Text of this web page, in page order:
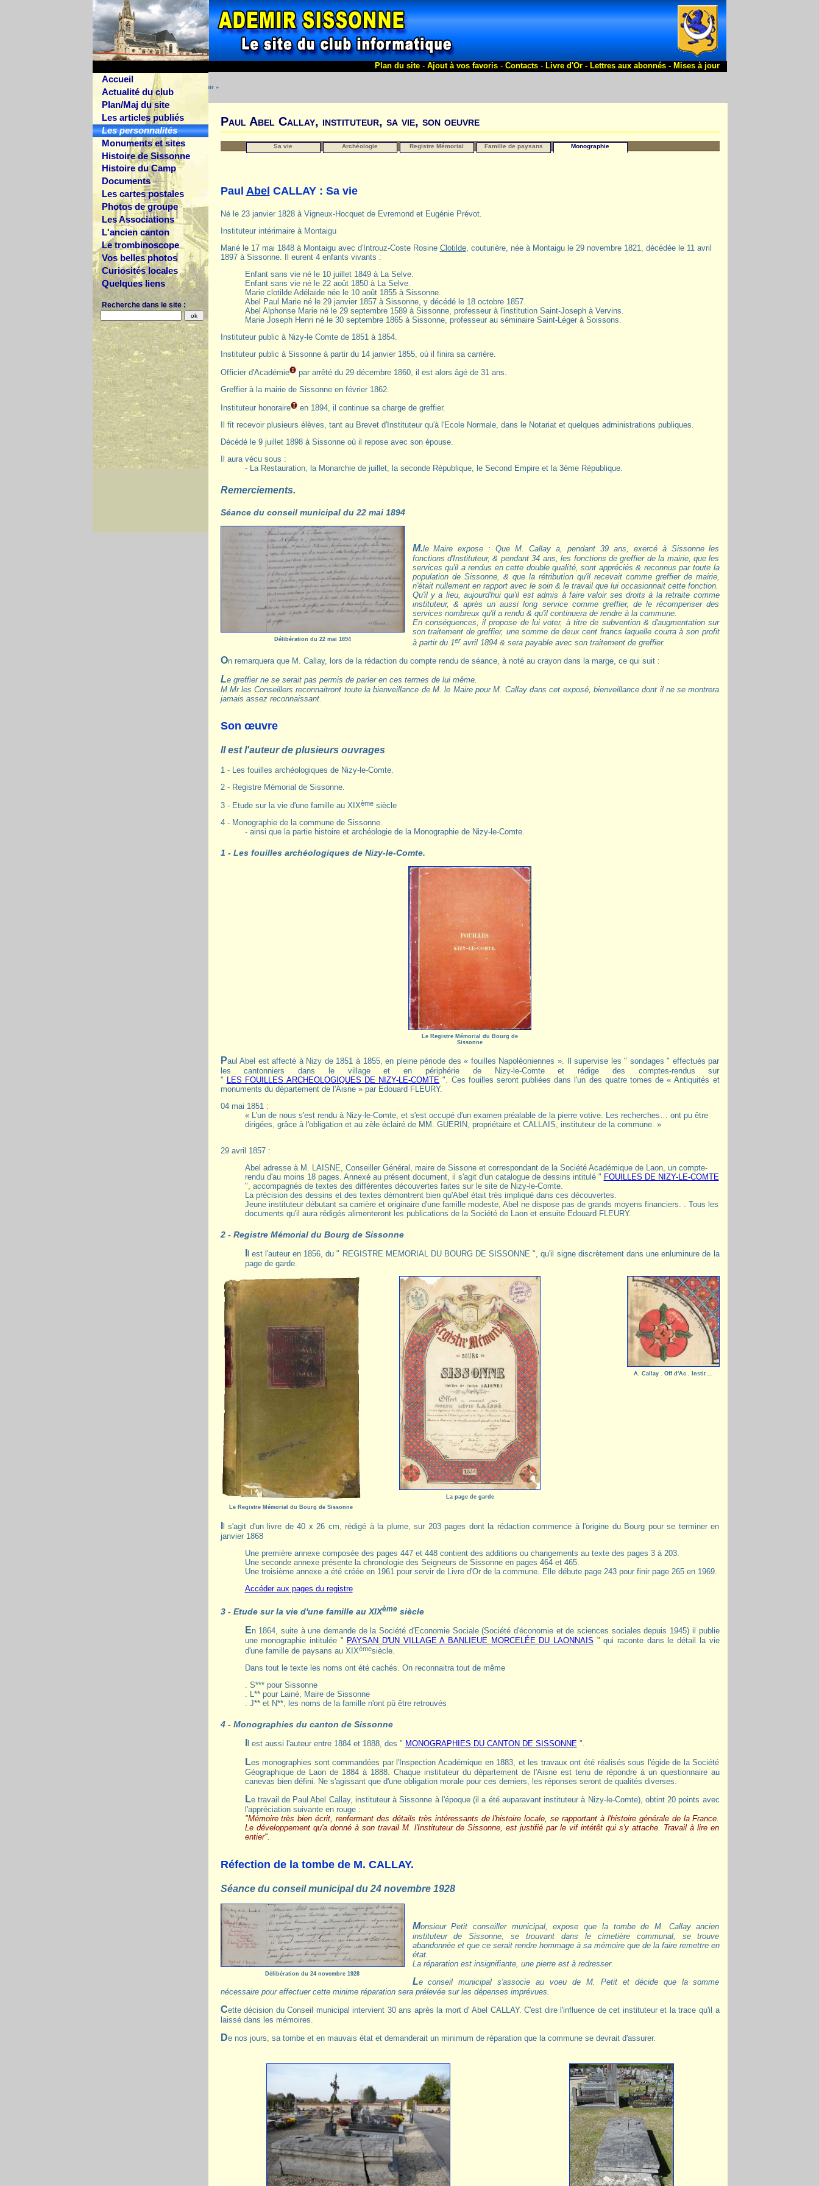
Accueil
Actualité du club
Plan/Maj du site
Les articles publiés
Les personnalités
Monuments et sites
Histoire de Sissonne
Histoire du Camp
Documents
Les cartes postales
Photos de groupe
Les Associations
L'ancien canton
Le trombinoscope
Vos belles photos
Curiosités locales
Quelques liens
Recherche dans le site :
Plan du site- Ajout à vos favoris- Contacts- Livre d'Or - Lettres aux abonnés - Mises à jour
Les personnalités remarquées par « Adémir »
Paul Abel Callay, instituteur, sa vie, son oeuvre
Sa vie Archéologie Registre Mémorial Famille de paysans Monographie
Paul Abel CALLAY : Sa vie
Né le 23 janvier 1828 à Vigneux-Hocquet de Evremond et Eugénie Prévot.
Instituteur intérimaire à Montaigu
Marié le 17 mai 1848 à Montaigu avec d'Introuz-Coste Rosine Clotilde, couturière, née à Montaigu le 29 novembre 1821, décédée le 11 avril
1897 à Sissonne. Il eurent 4 enfants vivants :
Enfant sans vie né le 10 juillet 1849 à La Selve.
Enfant sans vie né le 22 août 1850 à La Selve.
Marie clotilde Adélaïde née le 10 août 1855 à Sissonne.
Abel Paul Marie né le 29 janvier 1857 à Sissonne, y décédé le 18 octobre 1857.
Abel Alphonse Marie né le 29 septembre 1589 à Sissonne, professeur à l'institution Saint-Joseph à Vervins.
Marie Joseph Henri né le 30 septembre 1865 à Sissonne, professeur au séminaire Saint-Léger à Soissons.
Instituteur public à Nizy-le Comte de 1851 à 1854.
Instituteur public à Sissonne à partir du 14 janvier 1855, où il finira sa carrière.
Officier d'Académie
par arrêté du 29 décembre 1860, il est alors âgé de 31 ans.
Greffier à la mairie de Sissonne en février 1862.
Instituteur honoraire
en 1894, il continue sa charge de greffier.
Il fit recevoir plusieurs élèves, tant au Brevet d'Instituteur qu'à l'Ecole Normale, dans le Notariat et quelques administrations publiques.
Décédé le 9 juillet 1898 à Sissonne où il repose avec son épouse.
Il aura vécu sous :
- La Restauration, la Monarchie de juillet, la seconde République, le Second Empire et la 3ème République.
Remerciements.
Séance du conseil municipal du 22 mai 1894
Délibération du 22 mai 1894
M.le Maire expose : Que M. Callay a, pendant 39 ans, exercé à Sissonne les
fonctions d'Instituteur, & pendant 34 ans, les fonctions de greffier de la mairie, que les
services qu'il a rendus en cette double qualité, sont appréciés & reconnus par toute la
population de Sissonne, & que la rétribution qu'il recevait comme greffier de mairie,
n'était nullement en rapport avec le soin & le travail que lui occasionnait cette fonction.
Qu'il y a lieu, aujourd'hui qui'il est admis à faire valoir ses droits à la retraite comme
instituteur, & après un aussi long service comme greffier, de le récompenser des
services nombreux qu'il a rendu & qu'il continuera de rendre à la commune.
En conséquences, il propose de lui voter, à titre de subvention & d'augmentation sur
son traitement de greffier, une somme de deux cent francs laquelle courra à son profit
à partir du 1eravril 1894 & sera payable avec son traitement de greffier.
On remarquera que M. Callay, lors de la rédaction du compte rendu de séance, à noté au crayon dans la marge, ce qui suit :
Le greffier ne se serait pas permis de parler en ces termes de lui même.
M.Mr les Conseillers reconnaitront toute la bienveillance de M. le Maire pour M. Callay dans cet exposé, bienveillance dont il ne se montrera
jamais assez reconnaissant.
Son œuvre
Il est l'auteur de plusieurs ouvrages
1 - Les fouilles archéologiques de Nizy-le-Comte.
2 - Registre Mémorial de Sissonne.
3 - Etude sur la vie d'une famille au XIXèmesiècle
4 - Monographie de la commune de Sissonne.
- ainsi que la partie histoire et archéologie de la Monographie de Nizy-le-Comte.
1 - Les fouilles archéologiques de Nizy-le-Comte.
Le Registre Mémorial du Bourg de
Sissonne
Paul Abel est affecté à Nizy de 1851 à 1855, en pleine période des « fouilles Napoléoniennes ». Il supervise les " sondages " effectués par
les cantonniers dans le village et en périphérie de Nizy-le-Comte et rédige des comptes-rendus sur
" LES FOUILLES ARCHEOLOGIQUES DE NIZY-LE-COMTE ". Ces fouilles seront publiées dans l'un des quatre tomes de « Antiquités et
monuments du département de l'Aisne » par Edouard FLEURY.
04 mai 1851 :
« L'un de nous s'est rendu à Nizy-le-Comte, et s'est occupé d'un examen préalable de la pierre votive. Les recherches… ont pu être
dirigées, grâce à l'obligation et au zèle éclairé de MM. GUERIN, propriétaire et CALLAIS, instituteur de la commune. »
29 avril 1857 :
Abel adresse à M. LAISNE, Conseiller Général, maire de Sissone et correspondant de la Société Académique de Laon, un compte-
rendu d'au moins 18 pages. Annexé au présent document, il s'agit d'un catalogue de dessins intitulé " FOUILLES DE NIZY-LE-COMTE
", accompagnés de textes des différentes découvertes faites sur le site de Nizy-le-Comte.
La précision des dessins et des textes démontrent bien qu'Abel était très impliqué dans ces découvertes.
Jeune instituteur débutant sa carrière et originaire d'une famille modeste, Abel ne dispose pas de grands moyens financiers. . Tous les
documents qu'il aura rédigés alimenteront les publications de la Société de Laon et ensuite Edouard FLEURY.
2 - Registre Mémorial du Bourg de Sissonne
page de garde.
Le Registre Mémorial du Bourg de Sissonne
A. Callay . Off d'Ac . Instit ...
La page de garde
janvier 1868
Une première annexe composée des pages 447 et 448 contient des additions ou changements au texte des pages 3 à 203.
Une seconde annexe présente la chronologie des Seigneurs de Sissonne en pages 464 et 465.
Une troisième annexe a été créée en 1961 pour servir de Livre d'Or de la commune. Elle débute page 243 pour finir page 265 en 1969.
Accéder aux pages du registre
3 - Etude sur la vie d'une famille au XIXèmesiècle
En 1864, suite à une demande de la Société d'Economie Sociale (Société d'économie et de sciences sociales depuis 1945) il publie
une monographie intitulée " PAYSAN D'UN VILLAGE A BANLIEUE MORCELÉE DU LAONNAIS " qui raconte dans le détail la vie
d'une famille de paysans au XIXèmesiècle.
Dans tout le texte les noms ont été cachés. On reconnaitra tout de même
. S*** pour Sissonne
. L** pour Lainé, Maire de Sissonne
. J** et N**, les noms de la famille n'ont pû être retrouvés
4 - Monographies du canton de Sissonne
Il est aussi l'auteur entre 1884 et 1888, des " MONOGRAPHIES DU CANTON DE SISSONNE".
Les monographies sont commandées par l'Inspection Académique en 1883, et les travaux ont été réalisés sous l'égide de la Société
Géographique de Laon de 1884 à 1888. Chaque instituteur du département de l'Aisne est tenu de répondre à un questionnaire au
canevas bien défini. Ne s'agissant que d'une obligation morale pour ces derniers, les réponses seront de qualités diverses.
Le travail de Paul Abel Callay, instituteur à Sissonne à l'époque (il a été auparavant instituteur à Nizy-le-Comte), obtint 20 points avec
l'appréciation suivante en rouge :
"Mémoire très bien écrit, renfermant des détails très intéressants de l'histoire locale, se rapportant à l'histoire générale de la France.
Le développement qu'a donné à son travail M. l'Instituteur de Sissonne, est justifié par le vif intétêt qui s'y attache. Travail à lire en
entier".
Réfection de la tombe de M. CALLAY.
Séance du conseil municipal du 24 novembre 1928
Délibération du 24 novembre 1928
Monsieur Petit conseiller municipal, expose que la tombe de M. Callay ancien
instituteur de Sissonne, se trouvant dans le cimetière communal, se trouve
abandonnée et que ce serait rendre hommage à sa mémoire que de la faire remettre en
état.
La réparation est insignifiante, une pierre est à redresser.
Le conseil municipal s'associe au voeu de M. Petit et décide que la somme
nécessaire pour effectuer cette minime réparation sera prélevée sur les dépenses imprévues.
Cette décision du Conseil municipal intervient 30 ans après la mort d' Abel CALLAY. C'est dire l'influence de cet instituteur et la trace qu'il a
laissé dans les mémoires.
De nos jours, sa tombe et en mauvais état et demanderait un minimum de réparation que la commune se devrait d'assurer.